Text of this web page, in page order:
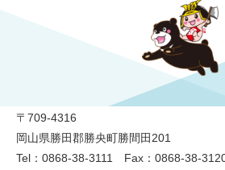
〒709-4316
岡山県勝田郡勝央町勝間田201
Tel：0868-38-3111 Fax：0868-38-